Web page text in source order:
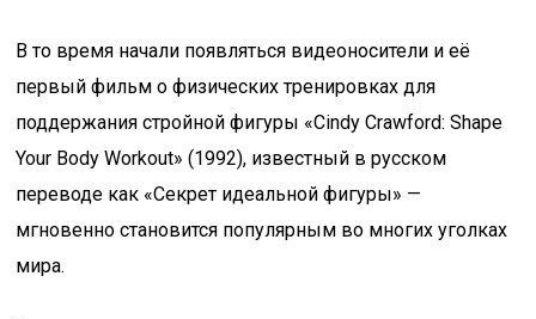
В то время начали появляться видеоносители и её
первый фильм о физических тренировках для
поддержания стройной фигуры «Cindy Crawford: Shape
Your Body Workout» (1992), известный в русском
переводе как «Секрет идеальной фигуры» —
мгновенно становится популярным во многих уголках
мира.